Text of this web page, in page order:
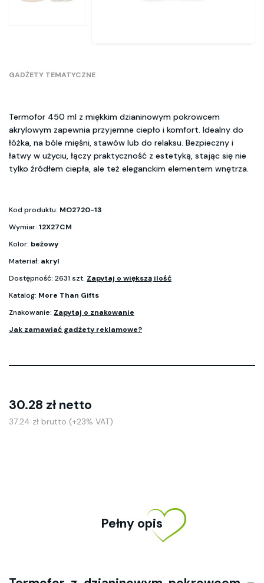
GADŻETY TEMATYCZNE
Termofor 450 ml z miękkim dzianinowym pokrowcem
akrylowym zapewnia przyjemne ciepło i komfort. Idealny do
łóżka, na bóle mięśni, stawów lub do relaksu. Bezpieczny i
łatwy w użyciu, łączy praktyczność z estetyką, stając się nie
tylko źródłem ciepła, ale też eleganckim elementem wnętrza.
Kod produktu: MO2720-13
Wymiar: 12X27CM
Kolor: beżowy
Materiał: akryl
Dostępność: 2631 szt. Zapytaj o większą ilość
Katalog: More Than Gifts
Znakowanie: Zapytaj o znakowanie
Jak zamawiać gadżety reklamowe?
30.28 zł netto
37.24 zł brutto (+23% VAT)
Pełny opis